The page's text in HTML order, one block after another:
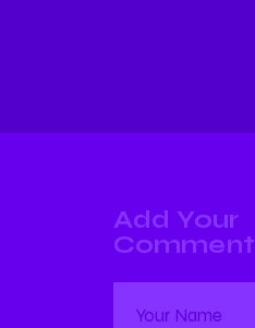
Add Your
Comment